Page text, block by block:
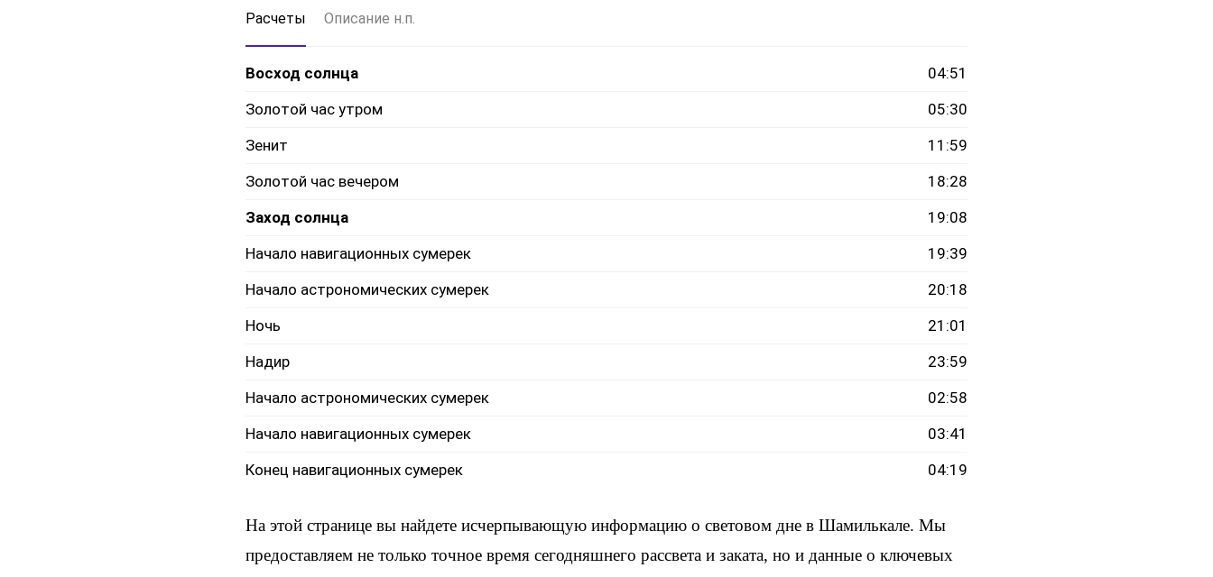
Расчеты Описание н.п.
Восход солнца
04:51
Золотой час утром
05:30
Зенит
11:59
Золотой час вечером
18:28
Заход солнца
19:08
Начало навигационных сумерек
19:39
Начало астрономических сумерек
20:18
Ночь
21:01
Надир
23:59
Начало астрономических сумерек
02:58
Начало навигационных сумерек
03:41
Конец навигационных сумерек
04:19
На этой странице вы найдете исчерпывающую информацию о световом дне в Шамилькале. Мы
предоставляем не только точное время сегодняшнего рассвета и заката, но и данные о ключевых